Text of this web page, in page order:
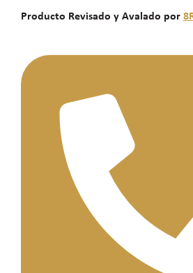
Producto Revisado y Avalado por